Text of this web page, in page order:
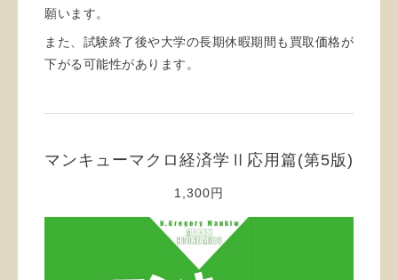
願います。
また、試験終了後や大学の長期休暇期間も買取価格が
下がる可能性があります。
マンキューマクロ経済学Ⅱ応用篇(第5版)
1,300円